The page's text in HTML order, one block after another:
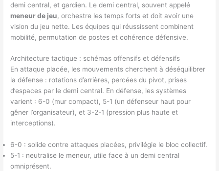
demi central, et gardien. Le demi central, souvent appelé
meneur de jeu, orchestre les temps forts et doit avoir une
vision du jeu nette. Les équipes qui réussissent combinent
mobilité, permutation de postes et cohérence défensive.
Architecture tactique : schémas offensifs et défensifs
En attaque placée, les mouvements cherchent à déséquilibrer
la défense : rotations d’arrières, percées du pivot, prises
d’espaces par le demi central. En défense, les systèmes
varient : 6-0 (mur compact), 5-1 (un défenseur haut pour
gêner l’organisateur), et 3-2-1 (pression plus haute et
interceptions).
6-0 : solide contre attaques placées, privilégie le bloc collectif.
5-1 : neutralise le meneur, utile face à un demi central
omniprésent.